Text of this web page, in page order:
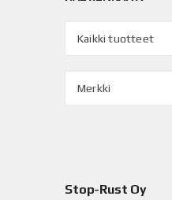
Kaikki tuotteet
Merkki
Stop-Rust Oy